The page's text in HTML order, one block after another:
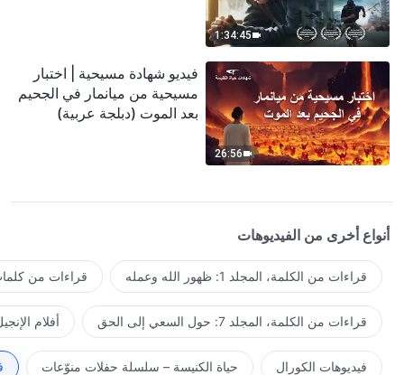
1:34:45
26:56
فيديو شهادة مسيحية | اختبار
مسيحية من ميانمار في الجحيم
بعد الموت (دبلجة عربية)
أنواع أخرى من الفيديوهات
قراءات من الكلمة، المجلد 1: ظهور الله وعمله قراءات من
قراءات من الكلمة، المجلد 7: حول السعي إلى الحق أفلام
فيديوهات الكورال حياة الكنيسة – سلسلة حفلات منوّعات